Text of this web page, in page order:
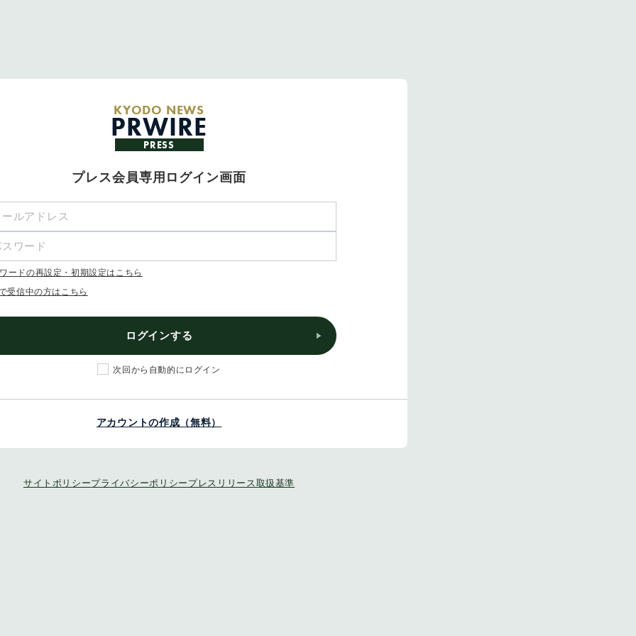
KYODO NEWS
PRWIRE
PRESS
プレス会員専用ログイン画面
ードの再設定・初期設定はこちら
受信中の方はこちら
ログインする
次回から自動的にログイン
アカウントの作成（無料）
サイトポリシープライバシーポリシー プレスリリース取扱基準